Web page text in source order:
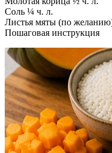
Соль ¼ ч. л.
Листья мяты (по
Пошаговая инструкция